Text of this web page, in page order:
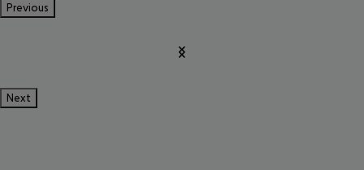
Previous
Next